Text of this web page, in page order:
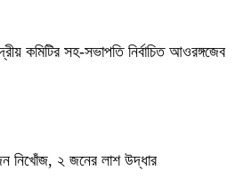
কমিটির সহ-সভাপতি নির্বাচিত আওরঙ্গজেব
নিখোঁজ, ২ জনের লাশ উদ্ধার